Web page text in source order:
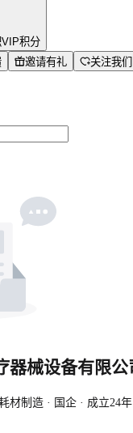
积分
邀请有礼
关注我们
器械设备有限公
材制造 · 国企 · 成立24年